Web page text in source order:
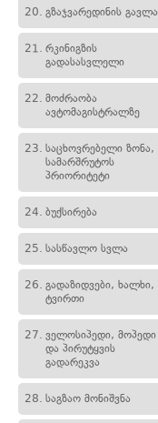
20. გზაჯვარედინის გავლა
21. რკინიგზის
გადასასვლელი
22. მოძრაობა
ავტომაგისტრალზე
23. საცხოვრებელი ზონა,
სამარშრუტოს
პრიორიტეტი
24. ბუქსირება
25. სასწავლო სვლა
26. გადაზიდვები, ხალხი,
ტვირთი
27. ველოსიპედი, მოპედი
და პირუტყვის
გადარეკვა
28. საგზაო მონიშვნა